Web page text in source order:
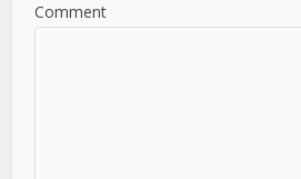
Comment